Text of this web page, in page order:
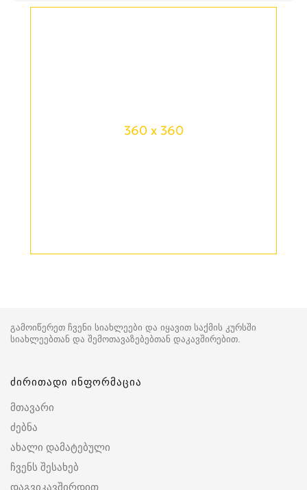
360 x 360
გამოიწერეთ ჩვენი სიახლეები და იყავით საქმის კურსში
სიახლეებთან და შემოთავაზებებთან დაკავშირებით.
ძირითადი ინფორმაცია
მთავარი
ძებნა
ახალი დამატებული
ჩვენს შესახებ
დაგვიკავშირდით